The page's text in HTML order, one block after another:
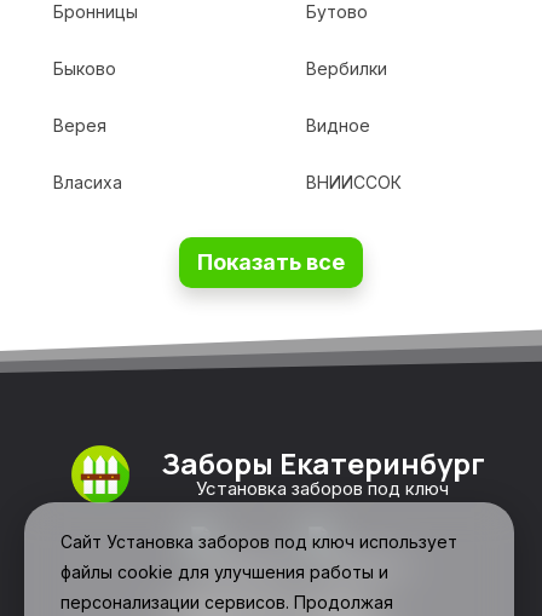
Бронницы Бутово
Быково Вербилки
Верея Видное
Власиха ВНИИССОК
Показать все
Заборы Екатеринбург
Установка заборов под ключ
Сайт Установка заборов под ключ использует
файлы cookie для улучшения работы и
персонализации сервисов. Продолжая